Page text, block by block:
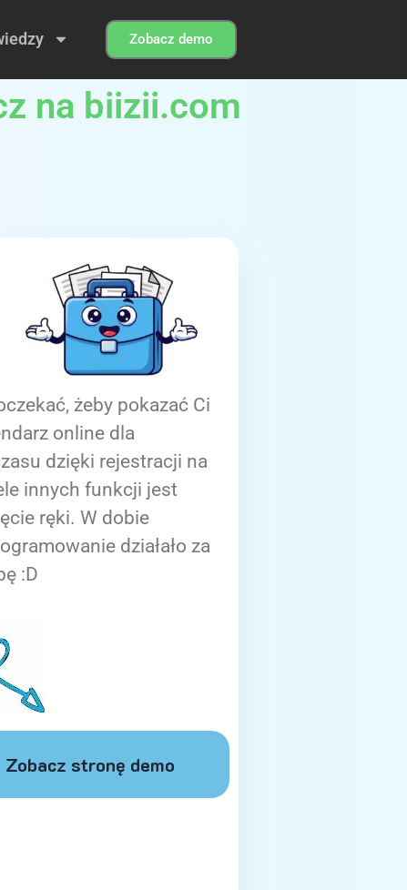
Zobacz demo
na biizii.com
żeby pokazać Ci
online dla
dzięki rejestracji na
innych funkcji jest
ręki. W dobie
działało za
:D
Zobacz stronę demo